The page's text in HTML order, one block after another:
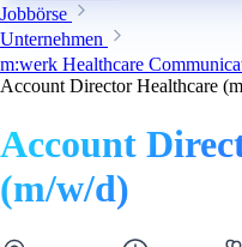
Jobbörse
Unternehmen
m:werk Healthcare
Account Director Healthcare
Account
(m/w/d)